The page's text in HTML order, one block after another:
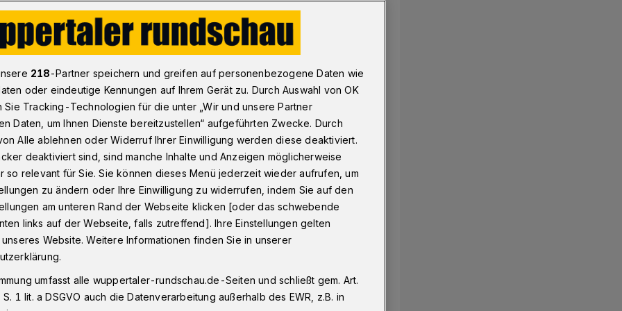
Bundesligist BHC am Samstag zu Gast in Hamm
den Pflichtsieg
Bergischer HC hat am
Arena) die große Chance,
den Abstiegsrängen zu verschaffen.
ASV Hamm-Westfalen nötig.
218-Partner speichern und greifen auf personenbezogene Daten wie
oder eindeutige Kennungen auf Ihrem Gerät zu. Durch Auswahl von OK
Sie Tracking-Technologien für die unter „Wir und unsere Partner
Daten, um Ihnen Dienste bereitzustellen“ aufgeführten Zwecke. Durch
Alle ablehnen oder Widerruf Ihrer Einwilligung werden diese deaktiviert.
deaktiviert sind, sind manche Inhalte und Anzeigen möglicherweise
so relevant für Sie. Sie können dieses Menü jederzeit wieder aufrufen, um
zu ändern oder Ihre Einwilligung zu widerrufen, indem Sie auf den
am unteren Rand der Webseite klicken [oder das schwebende
links auf der Webseite, falls zutreffend]. Ihre Einstellungen gelten
Website. Weitere Informationen finden Sie in unserer
umfasst alle wuppertaler-rundschau.de-Seiten und schließt gem. Art.
1 lit. a DSGVO auch die Datenverarbeitung außerhalb des EWR, z.B. in